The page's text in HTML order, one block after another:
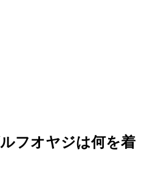
フオヤジは何を着